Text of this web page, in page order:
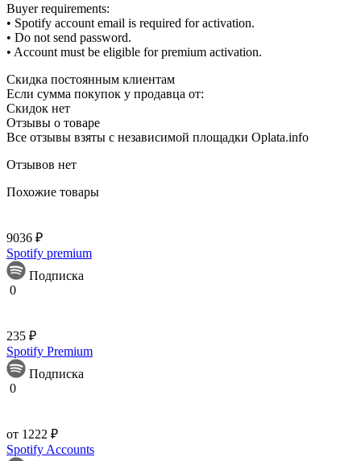
Buyer requirements:
• Spotify account email is required for activation.
• Do not send password.
• Account must be eligible for premium activation.
Скидка постоянным клиентам
Если сумма покупок у продавца от:
Скидок нет
Отзывы о товаре
Все отзывы взяты с независимой площадки Oplata.info
Отзывов нет
Похожие товары
9036 ₽
Spotify premium
Подписка
0
235 ₽
Spotify Premium
Подписка
0
от 1222 ₽
Spotify Accounts